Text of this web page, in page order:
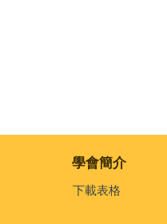
學會簡介
下載表格